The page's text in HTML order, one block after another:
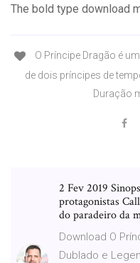
The bold type download
O Príncipe Dragão é
de dois príncipes de
Duração
2 Fev 2019
protagonistas
do paradeiro da
Download O
Dublado e